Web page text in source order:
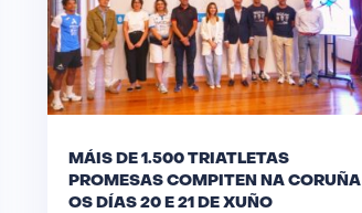
MÁIS DE 1.500 TRIATLETAS
PROMESAS COMPITEN NA CORUÑA
OS DÍAS 20 E 21 DE XUÑO